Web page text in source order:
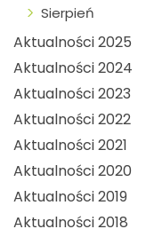
Sierpień
Aktualności 2025
Aktualności 2024
Aktualności 2023
Aktualności 2022
Aktualności 2021
Aktualności 2020
Aktualności 2019
Aktualności 2018